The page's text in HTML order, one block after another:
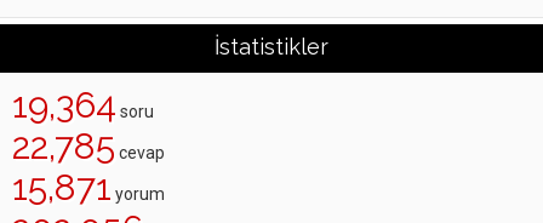
İstatistikler
19,364 soru
22,785 cevap
15,871 yorum